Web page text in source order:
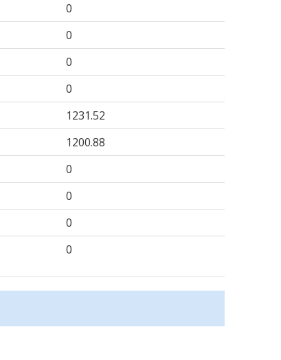
0
0
0
0
1231.52
1200.88
0
0
0
0